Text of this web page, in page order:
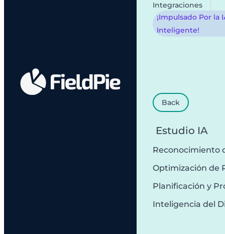
Integraciones
¡Impulsado Por la
Inteligente!
Back
Estudio IA
Reconocimiento
Optimización de
Planificación y
Inteligencia del